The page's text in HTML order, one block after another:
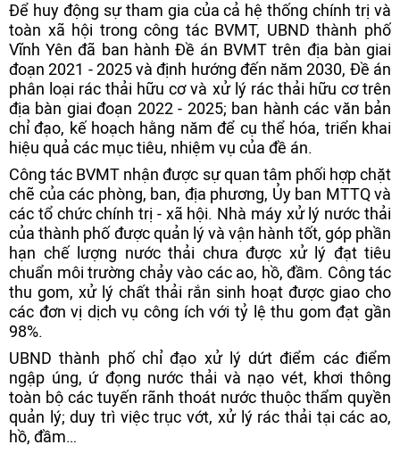
Để huy động sự tham gia của cả hệ thống chính trị và
toàn xã hội trong công tác BVMT, UBND thành phố
Vĩnh Yên đã ban hành Đề án BVMT trên địa bàn giai
đoạn 2021 - 2025 và định hướng đến năm 2030, Đề án
phân loại rác thải hữu cơ và xử lý rác thải hữu cơ trên
địa bàn giai đoạn 2022 - 2025; ban hành các văn bản
chỉ đạo, kế hoạch hằng năm để cụ thể hóa, triển khai
hiệu quả các mục tiêu, nhiệm vụ của đề án.
Công tác BVMT nhận được sự quan tâm phối hợp chặt
chẽ của các phòng, ban, địa phương, Ủy ban MTTQ và
các tổ chức chính trị - xã hội. Nhà máy xử lý nước thải
của thành phố được quản lý và vận hành tốt, góp phần
hạn chế lượng nước thải chưa được xử lý đạt tiêu
chuẩn môi trường chảy vào các ao, hồ, đầm. Công tác
thu gom, xử lý chất thải rắn sinh hoạt được giao cho
các đơn vị dịch vụ công ích với tỷ lệ thu gom đạt gần
98%.
UBND thành phố chỉ đạo xử lý dứt điểm các điểm
ngập úng, ứ đọng nước thải và nạo vét, khơi thông
toàn bộ các tuyến rãnh thoát nước thuộc thẩm quyền
quản lý; duy trì việc trục vớt, xử lý rác thải tại các ao,
hồ, đầm…